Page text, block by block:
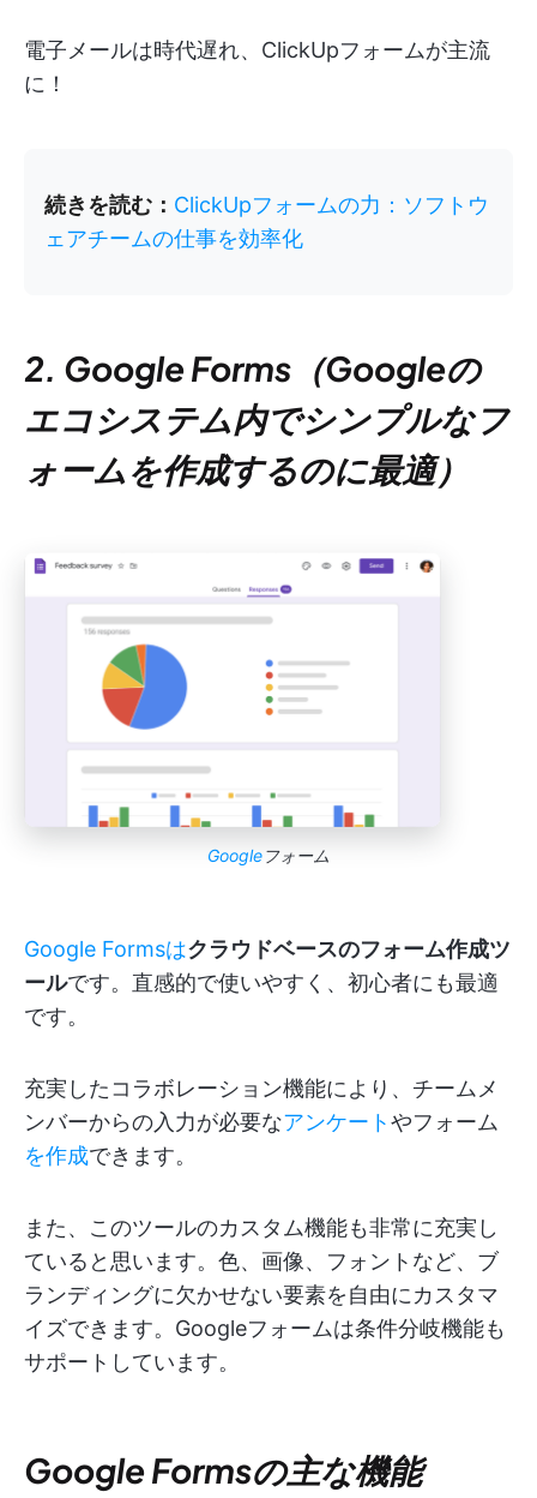
電子メールは時代遅れ、ClickUpフォームが主流
に！
続きを読む： ClickUpフォームの力：ソフトウ
ェアチームの仕事を効率化
2. Google Forms（Googleの
エコシステム内でシンプルなフ
ォームを作成するのに最適）
Googleフォーム
Google Formsはクラウドベースのフォーム作成ツ
ールです。直感的で使いやすく、初心者にも最適
です。
充実したコラボレーション機能により、チームメ
ンバーからの入力が必要なアンケートやフォーム
を作成できます。
また、このツールのカスタム機能も非常に充実し
ていると思います。色、画像、フォントなど、ブ
ランディングに欠かせない要素を自由にカスタマ
イズできます。Googleフォームは条件分岐機能も
サポートしています。
Google Formsの主な機能